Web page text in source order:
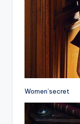
Women’secret